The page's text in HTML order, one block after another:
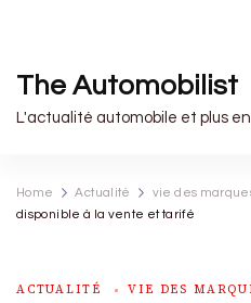
The Automobilist
L'actualité automobile et plus
Home Actualité vie des
disponible à la vente et tarifé
ACTUALITÉ VIE DES